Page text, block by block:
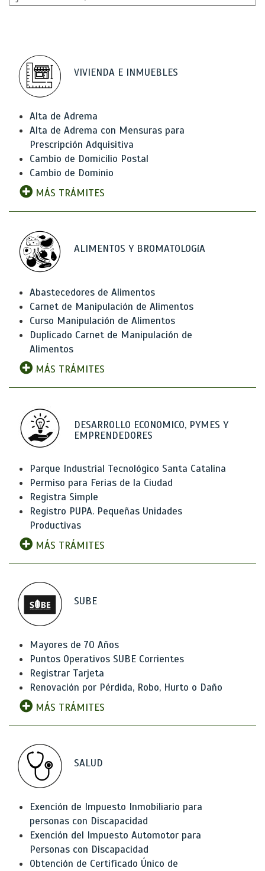
VIVIENDA E INMUEBLES
Alta de Adrema
Alta de Adrema con Mensuras para
Prescripción Adquisitiva
Cambio de Domicilio Postal
Cambio de Dominio
MÁS TRÁMITES
ALIMENTOS Y BROMATOLOGíA
Abastecedores de Alimentos
Carnet de Manipulación de Alimentos
Curso Manipulación de Alimentos
Duplicado Carnet de Manipulación de
Alimentos
MÁS TRÁMITES
DESARROLLO ECONOMICO, PYMES Y
EMPRENDEDORES
Parque Industrial Tecnológico Santa Catalina
Permiso para Ferias de la Ciudad
Registra Simple
Registro PUPA. Pequeñas Unidades
Productivas
MÁS TRÁMITES
SUBE
Mayores de 70 Años
Puntos Operativos SUBE Corrientes
Registrar Tarjeta
Renovación por Pérdida, Robo, Hurto o Daño
MÁS TRÁMITES
SALUD
Exención de Impuesto Inmobiliario para
personas con Discapacidad
Exención del Impuesto Automotor para
Personas con Discapacidad
Obtención de Certificado Único de